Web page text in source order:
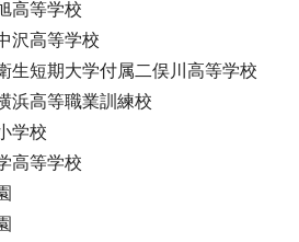
高等学校
沢高等学校
生短期大学付属二俣川高等学校
浜高等職業訓練校
学校
高等学校